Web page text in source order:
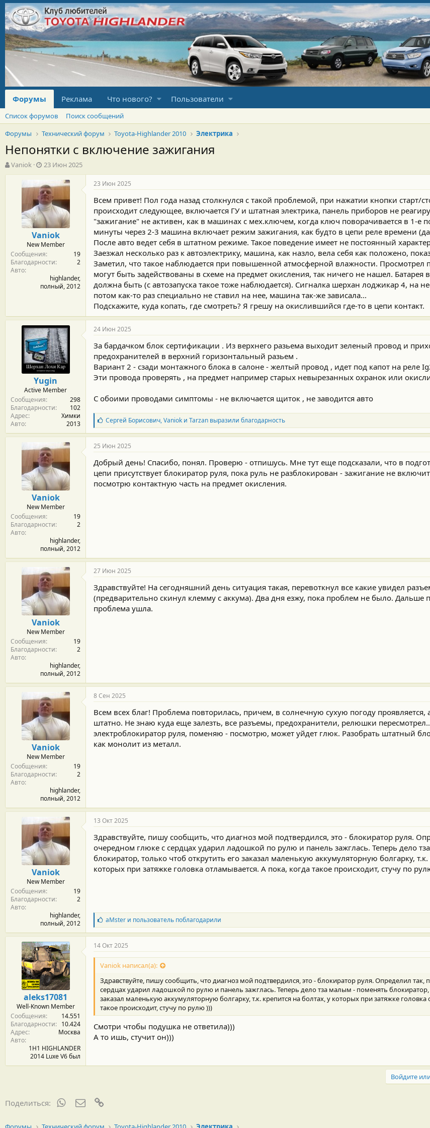
Форумы Реклама Что нового? Пользователи
Список форумов
Поиск сообщений
Форумы
Технический форум Toyota-Highlander 2010 Электрика
Непонятки с включение зажигания
А
в
Vaniok
Д
а
а
н
а
ч
а
л
а
23 Июн 2025
Vaniok
New Member
Сообщения
19
Благодарности
2
Авто
highlander,
полный, 2012
23 Июн 2025
Всем привет! Пол года назад столкнулся с такой проблемой, при нажатии кнопки старт/
происходит следующее, включается ГУ и штатная электрика, панель приборов не
"зажигание" не активен, как в машинах с мех.ключем, когда ключ поворачивается в 1-е
минуты через 2-3 машина включает режим зажигания, как будто в цепи реле времени
После авто ведет себя в штатном режиме. Такое поведение имеет не постоянный
Заезжал несколько раз к автоэлектрику, машина, как назло, вела себя как положено,
Заметил, что такое наблюдается при повышенной атмосферной влажности. Просмотрел
могут быть задействованы в схеме на предмет окисления, так ничего не нашел. Батарея
должна быть (с автозапуска такое тоже наблюдается). Сигналка шерхан лоджикар 4, на
потом как-то раз специально не ставил на нее, машина так-же зависала...
Подскажите, куда копать, где смотреть? Я грешу на окислившийся где-то в цепи контакт.
Yugin
Active Member
Сообщения
298
Благодарности
102
Адрес
Химки
Авто
2013
24 Июн 2025
За бардачком блок сертификации . Из верхнего разьема выходит зеленый провод и
предохранителей в верхний горизонтальный разьем .
Вариант 2 - сзади монтажного блока в салоне - желтый провод , идет под капот на реле
Эти провода проверять , на предмет например старых невырезанных охранок или
С обоими проводами симптомы - не включается щиток , не заводится авто
Б
л
а
г
о
д
а
р
н
Сергей Борисович,Vaniokи Tarzanвыразили благодарность
Vaniok
New Member
Сообщения
19
Благодарности
2
Авто
highlander,
полный, 2012
25 Июн 2025
Добрый день! Спасибо, понял. Проверю - отпишусь. Мне тут еще подсказали, что в
цепи присутствует блокиратор руля, пока руль не разблокирован - зажигание не
посмотрю контактную часть на предмет окисления.
Vaniok
New Member
Сообщения
19
Благодарности
2
Авто
highlander,
полный, 2012
27 Июн 2025
Здравствуйте! На сегодняшний день ситуация такая, перевоткнул все какие увидел
(предварительно скинул клемму с аккума). Два дня езжу, пока проблем не было. Дальше
проблема ушла.
Vaniok
New Member
Сообщения
19
Благодарности
2
Авто
highlander,
полный, 2012
8 Сен 2025
Всем всех благ! Проблема повторилась, причем, в солнечную сухую погоду проявляется,
штатно. Не знаю куда еще залезть, все разъемы, предохранители, релюшки
электроблокиратор руля, поменяю - посмотрю, может уйдет глюк. Разобрать штатный
как монолит из металл.
Vaniok
New Member
Сообщения
19
Благодарности
2
Авто
highlander,
полный, 2012
13 Окт 2025
Здравствуйте, пишу сообщить, что диагноз мой подтвердился, это - блокиратор руля.
очередном глюке с сердцах ударил ладошкой по рулю и панель зажглась. Теперь дело
блокиратор, только чтоб открутить его заказал маленькую аккумуляторную болгарку,
которых при затяжке головка отламывается. А пока, когда такое происходит, стучу по
Б
л
а
г
о
д
а
н
о
с
т
и
:
aMsterи пользовательпоблагодарили
aleks17081
Well-Known Member
Сообщения
14.551
Благодарности
10.424
Адрес
Москва
Авто
1H1 HIGHLANDER
2014 Luxe V6 был
14 Окт 2025
Vaniok написал(а):
Здравствуйте, пишу сообщить, что диагноз мой подтвердился, это - блокиратор руля. Определил так,
сердцах ударил ладошкой по рулю и панель зажглась. Теперь дело тза малым - поменять блокиратор,
заказал маленькую аккумуляторную болгарку, т.к. крепится на болтах, у которых при затяжке головка
такое происходит, стучу по рулю )))
Смотри чтобы подушка не ответила)))
А то ишь, стучит он)))
Войдите
Поделиться: WhatsAppЭлектронная почта